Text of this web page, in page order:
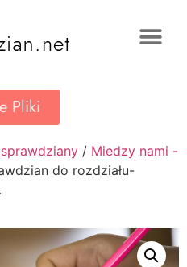
Pliki
/ Miedzy nami -
do rozdziału-